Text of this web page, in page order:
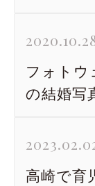
フォトウ
の結婚写
高崎で育